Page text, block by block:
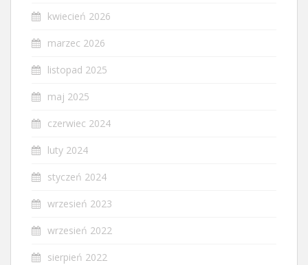
kwiecień 2026
marzec 2026
listopad 2025
maj 2025
czerwiec 2024
luty 2024
styczeń 2024
wrzesień 2023
wrzesień 2022
sierpień 2022